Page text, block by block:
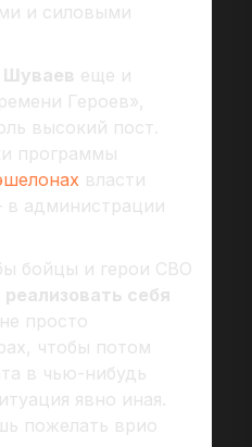
и силовыми
Шуваев еще и
Героев»,
высокий пост.
программы
власти
в администрации
бойцы и герои СВО
реализовать себя
просто
чтобы потом
в чью-нибудь
явно иная.
пожелать врио